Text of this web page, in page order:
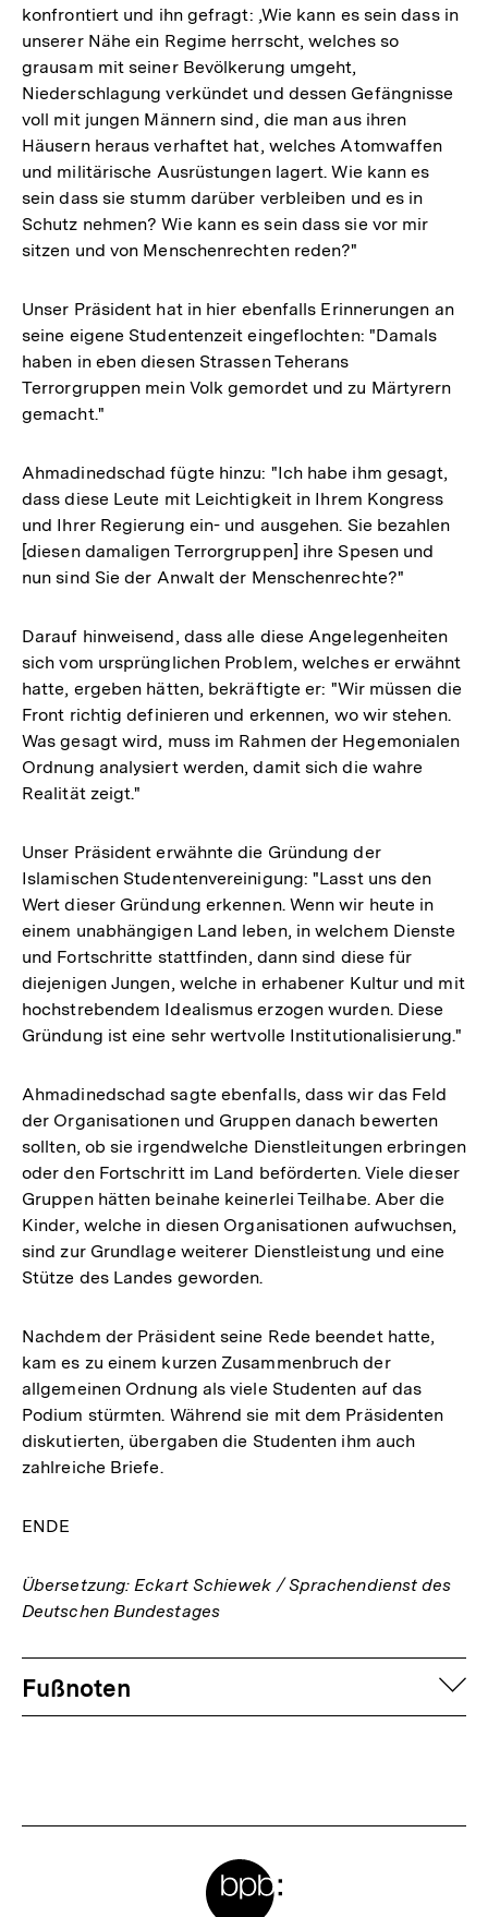
konfrontiert und ihn gefragt: ,Wie kann es sein dass in
unserer Nähe ein Regime herrscht, welches so
grausam mit seiner Bevölkerung umgeht,
Niederschlagung verkündet und dessen Gefängnisse
voll mit jungen Männern sind, die man aus ihren
Häusern heraus verhaftet hat, welches Atomwaffen
und militärische Ausrüstungen lagert. Wie kann es
sein dass sie stumm darüber verbleiben und es in
Schutz nehmen? Wie kann es sein dass sie vor mir
sitzen und von Menschenrechten reden?"
Unser Präsident hat in hier ebenfalls Erinnerungen an
seine eigene Studentenzeit eingeflochten: "Damals
haben in eben diesen Strassen Teherans
Terrorgruppen mein Volk gemordet und zu Märtyrern
gemacht."
Ahmadinedschad fügte hinzu: "Ich habe ihm gesagt,
dass diese Leute mit Leichtigkeit in Ihrem Kongress
und Ihrer Regierung ein- und ausgehen. Sie bezahlen
[diesen damaligen Terrorgruppen] ihre Spesen und
nun sind Sie der Anwalt der Menschenrechte?"
Darauf hinweisend, dass alle diese Angelegenheiten
sich vom ursprünglichen Problem, welches er erwähnt
hatte, ergeben hätten, bekräftigte er: "Wir müssen die
Front richtig definieren und erkennen, wo wir stehen.
Was gesagt wird, muss im Rahmen der Hegemonialen
Ordnung analysiert werden, damit sich die wahre
Realität zeigt."
Unser Präsident erwähnte die Gründung der
Islamischen Studentenvereinigung: "Lasst uns den
Wert dieser Gründung erkennen. Wenn wir heute in
einem unabhängigen Land leben, in welchem Dienste
und Fortschritte stattfinden, dann sind diese für
diejenigen Jungen, welche in erhabener Kultur und mit
hochstrebendem Idealismus erzogen wurden. Diese
Gründung ist eine sehr wertvolle Institutionalisierung."
Ahmadinedschad sagte ebenfalls, dass wir das Feld
der Organisationen und Gruppen danach bewerten
sollten, ob sie irgendwelche Dienstleitungen erbringen
oder den Fortschritt im Land beförderten. Viele dieser
Gruppen hätten beinahe keinerlei Teilhabe. Aber die
Kinder, welche in diesen Organisationen aufwuchsen,
sind zur Grundlage weiterer Dienstleistung und eine
Stütze des Landes geworden.
Nachdem der Präsident seine Rede beendet hatte,
kam es zu einem kurzen Zusammenbruch der
allgemeinen Ordnung als viele Studenten auf das
Podium stürmten. Während sie mit dem Präsidenten
diskutierten, übergaben die Studenten ihm auch
zahlreiche Briefe.
ENDE
Übersetzung: Eckart Schiewek / Sprachendienst des
Deutschen Bundestages
Fussnoten
Fußnoten